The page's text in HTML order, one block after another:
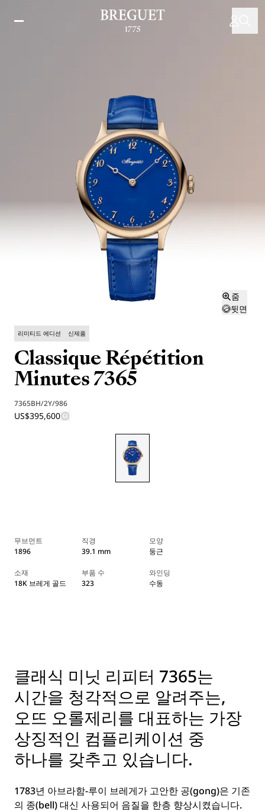
줌
뒷면
리미티드 에디션 신제품
Classique Répétition
Minutes 7365
7365BH/2Y/986
US$395,600
무브먼트
1896
직경
39.1 mm
모양
둥근
소재
18K 브레게 골드
부품 수
323
와인딩
수동
클래식 미닛 리피터 7365는
시간을 청각적으로 알려주는,
오뜨 오롤제리를 대표하는 가장
상징적인 컴플리케이션 중
하나를 갖추고 있습니다.
1783년 아브라함-루이 브레게가 고안한 공(gong)은 기존
의 종(bell) 대신 사용되어 음질을 한층 향상시켰습니다.